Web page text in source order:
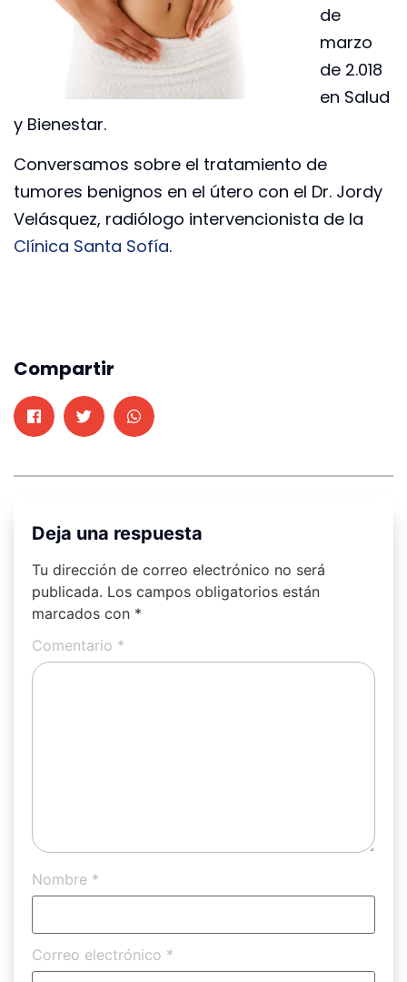
de
marzo
de 2.018
en Salud
y Bienestar.
Conversamos sobre el tratamiento de
tumores benignos en el útero con el Dr. Jordy
Velásquez, radiólogo intervencionista de la
Clínica Santa Sofía.
Compartir
Deja una respuesta
Tu dirección de correo electrónico no será
publicada. Los campos obligatorios están
marcados con *
Comentario *
Nombre *
Correo electrónico *